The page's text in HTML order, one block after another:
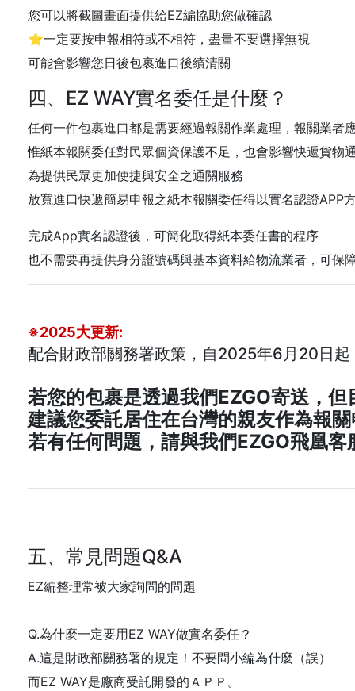
您可以將截圖畫面提供給EZ編協助您做確認
⭐一定要按申報相符或不相符，盡量不要選擇無視
可能會影響您日後包裹進口後續清關
四、EZ WAY實名委任是什麼？
任何一件包裹進口都是需要經過報關作業處理，報關業者
惟紙本報關委任對民眾個資保護不足，也會影響快遞貨物
為提供民眾更加便捷與安全之通關服務
放寬進口快遞簡易申報之紙本報關委任得以實名認證APP
完成App實名認證後，可簡化取得紙本委任書的程序
也不需要再提供身分證號碼與基本資料給物流業者，可保
※2025大更新:
配合財政部關務署政策，自2025年6月20日起
若您的包裹是透過我們EZGO寄送，
建議您委託居住在台灣的親友作為報
若有任何問題，請與我們EZGO飛凰客
五、常見問題Q&A
EZ編整理常被大家詢問的問題
Q.為什麼一定要用EZ WAY做實名委任？
A.這是財政部關務署的規定！不要問小編為什麼（誤）
而EZ WAY是廠商受託開發的ＡＰＰ。